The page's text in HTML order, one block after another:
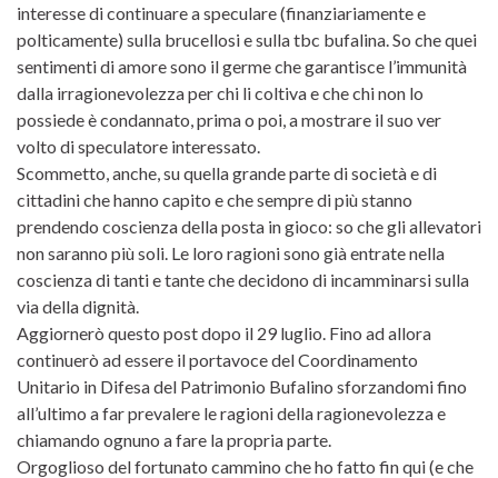
interesse di continuare a speculare (finanziariamente e
polticamente) sulla brucellosi e sulla tbc bufalina. So che quei
sentimenti di amore sono il germe che garantisce l’immunità
dalla irragionevolezza per chi li coltiva e che chi non lo
possiede è condannato, prima o poi, a mostrare il suo ver
volto di speculatore interessato.
Scommetto, anche, su quella grande parte di società e di
cittadini che hanno capito e che sempre di più stanno
prendendo coscienza della posta in gioco: so che gli allevatori
non saranno più soli. Le loro ragioni sono già entrate nella
coscienza di tanti e tante che decidono di incamminarsi sulla
via della dignità.
Aggiornerò questo post dopo il 29 luglio. Fino ad allora
continuerò ad essere il portavoce del Coordinamento
Unitario in Difesa del Patrimonio Bufalino sforzandomi fino
all’ultimo a far prevalere le ragioni della ragionevolezza e
chiamando ognuno a fare la propria parte.
Orgoglioso del fortunato cammino che ho fatto fin qui (e che